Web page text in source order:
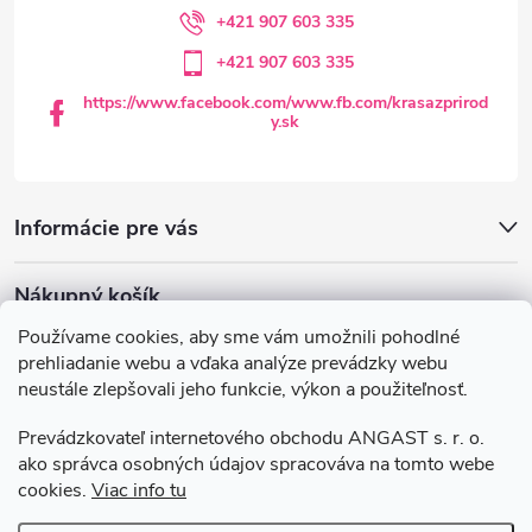
Používame cookies, aby sme vám umožnili pohodlné
prehliadanie webu a vďaka analýze prevádzky webu
neustále zlepšovali jeho funkcie, výkon a použiteľnosť.
Prevádzkovateľ internetového obchodu ANGAST s. r. o.
ako správca osobných údajov spracováva na tomto webe
cookies. Viac info tu
+421 907 603 335
+421 907 603 335
https://www.facebook.com/www.fb.com/krasazprirod
y.sk
Informácie pre vás
Nákupný košík
0 KS /€0
Všeobecné obchodné podmienky
Podmienky ochrany osobných údajov